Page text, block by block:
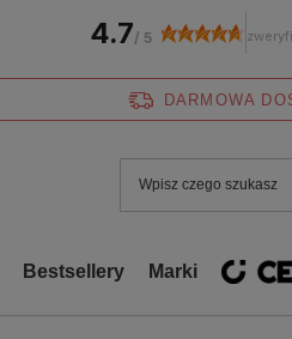
DARMOWA
Bestsellery Marki
4.7/ 5